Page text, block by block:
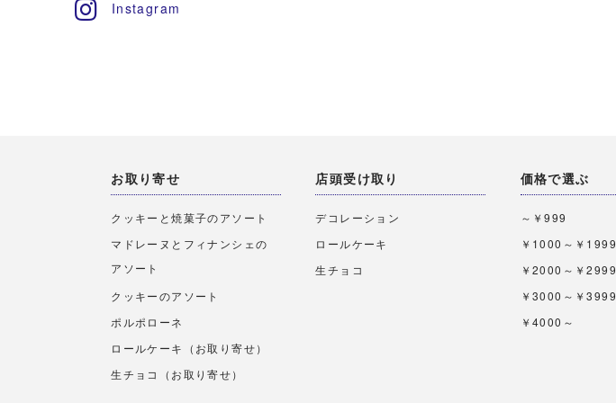
Instagram
お取り寄せ
クッキーと焼菓子のアソート
マドレーヌとフィナンシェの
アソート
クッキーのアソート
ポルポローネ
ロールケーキ（お取り寄せ）
生チョコ（お取り寄せ）
店頭受け取り
デコレーション
ロールケーキ
生チョコ
価格で選ぶ
～￥999
￥1000～￥1999
￥2000～￥2999
￥3000～￥3999
￥4000～